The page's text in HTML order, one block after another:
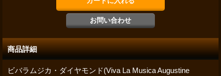
商品詳細
ビバラムジカ・ダイヤモンド(Viva La Musica Augustine